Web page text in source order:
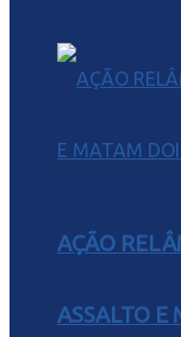
AÇÃO
ASSALTO E